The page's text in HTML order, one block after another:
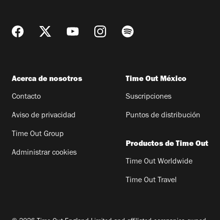
Acerca de nosotros
Contacto
Aviso de privacidad
Time Out Group
Administrar cookies
Time Out México
Suscripciones
Puntos de distribución
Productos de Time Out
Time Out Worldwide
Time Out Travel